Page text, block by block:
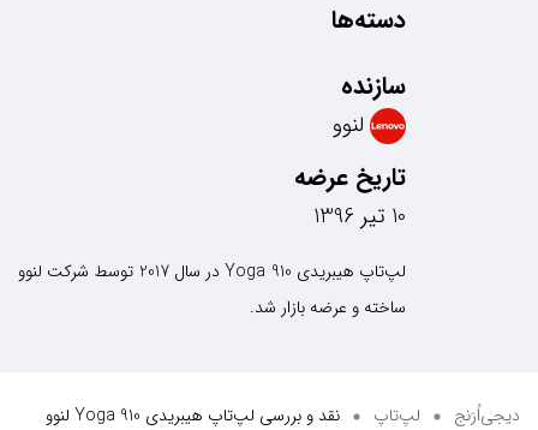
دسته‌ها
سازنده
لنوو
تاریخ عرضه
10 تیر 1396
لپ‌تاپ هیبریدی Yoga 910 در سال 2017 توسط شرکت لنوو
ساخته و عرضه بازار شد.
دیجی‌اُرَنج لپ‌تاپ نقد و بررسی لپ‌تاپ هیبریدی Yoga 910 لنوو